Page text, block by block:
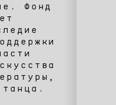
Фонд